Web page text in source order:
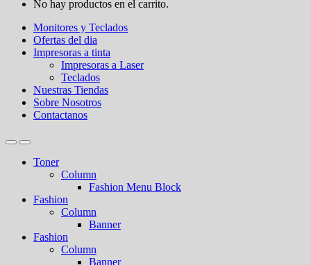
No hay productos en el carrito.
Monitores y Teclados
Ofertas del dia
Impresoras a tinta
Impresoras a Laser
Teclados
Nuestras Tiendas
Sobre Nosotros
Contactanos
Toner
Column
Fashion Menu Block
Fashion
Column
Banner
Fashion
Column
Banner